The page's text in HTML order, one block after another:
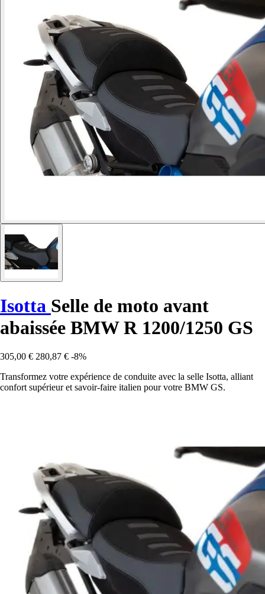
Isotta Selle de moto avant
abaissée BMW R 1200/1250 GS
305,00 € 280,87 € -8%
Transformez votre expérience de conduite avec la selle Isotta, alliant
confort supérieur et savoir-faire italien pour votre BMW GS.